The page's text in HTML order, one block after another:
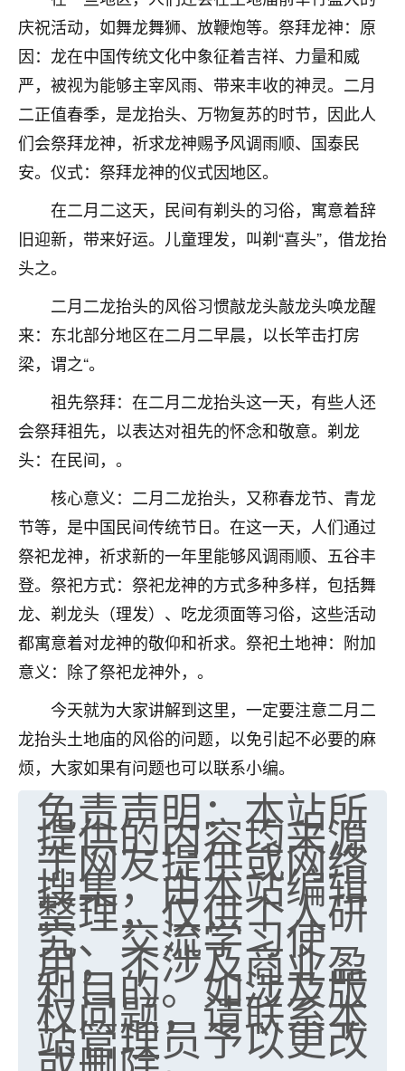
庆祝活动，如舞龙舞狮、放鞭炮等。祭拜龙神：原
因：龙在中国传统文化中象征着吉祥、力量和威
严，被视为能够主宰风雨、带来丰收的神灵。二月
二正值春季，是龙抬头、万物复苏的时节，因此人
们会祭拜龙神，祈求龙神赐予风调雨顺、国泰民
安。仪式：祭拜龙神的仪式因地区。
在二月二这天，民间有剃头的习俗，寓意着辞
旧迎新，带来好运。儿童理发，叫剃“喜头”，借龙抬
头之。
二月二龙抬头的风俗习惯敲龙头敲龙头唤龙醒
来：东北部分地区在二月二早晨，以长竿击打房
梁，谓之“。
祖先祭拜：在二月二龙抬头这一天，有些人还
会祭拜祖先，以表达对祖先的怀念和敬意。剃龙
头：在民间，。
核心意义：二月二龙抬头，又称春龙节、青龙
节等，是中国民间传统节日。在这一天，人们通过
祭祀龙神，祈求新的一年里能够风调雨顺、五谷丰
登。祭祀方式：祭祀龙神的方式多种多样，包括舞
龙、剃龙头（理发）、吃龙须面等习俗，这些活动
都寓意着对龙神的敬仰和祈求。祭祀土地神：附加
意义：除了祭祀龙神外，。
今天就为大家讲解到这里，一定要注意二月二
龙抬头土地庙的风俗的问题，以免引起不必要的麻
烦，大家如果有问题也可以联系小编。
免责声明：本站所
提供的内容均来源
于网友提供或网络
搜集，由本站编辑
整理，仅供个人研
究、交流学习使
用，不涉及商业盈
利目的。如涉及版
权问题，请联系本
站管理员予以更改
师，一开始我是病急乱投医，这半年来，法事一个个
做完，我女儿跟变了个人一样，不期望她能考多好的
大学，只要能安安稳稳的把书读了，身体心理都健健
康康的我就很知足了！
鹿森：可怜天下父母心啊！
3小时前 来自河北 16
我是公司人事调整，有升迁机会，但同时竞争的我们
三个，找老师的时候是抱着侥幸心理，没想到老师看
后，我以为都没戏了，结果开年一上班，开会提拔升
职第一个就是我，职务无所谓，主要是底薪加了
3000，非常开心，无论如何，感恩感谢！🙏🏻
鹿森 ：恭喜升职加薪！！，请客吗？�
12小时前 来自北京 32
心心相印
我身体不太好，总是病病殃殃的，去检查又没什么大
问题，反正就是不舒服。中医西医看遍了，找不到问
题，后来无意中看到有人推荐慧来老师，跟老师聊过
之后，心情豁然开朗，也听老师建议，处理了一些因
果问题。今年以来，身体比以前好多，主要是心情好
了，老师说境随心转，现在深有体会了。
鹿森：是的，其实跟老师聊过之后，最大的感
触，首先就是心态会变好，万般皆是命，半点
不由人！
1天前 来自四川 9
金白水清
我也想找老师看看，有没有人给个联系方式的啊？
鹿森：慧来老师微信：gjsy0624
1天前 来自江西 12
青春168
我也想要，我也想要！
2天前 来自山西 15
Jessica李
老师做不做超度法事？我想给我奶奶做超度，她今年
刚去世了。